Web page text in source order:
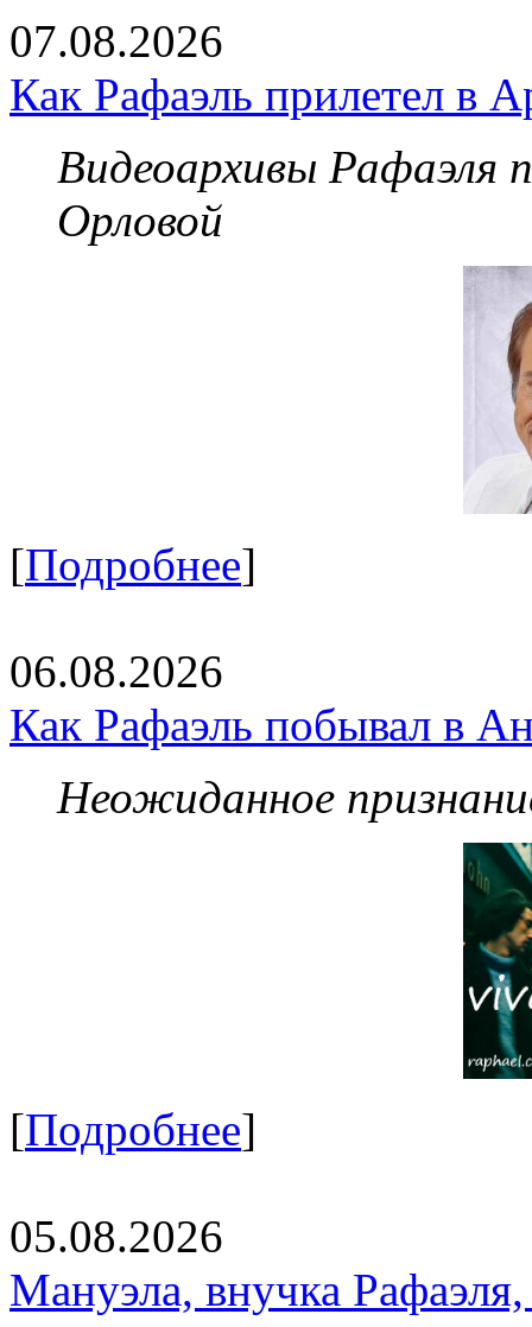
07.08.2026
Как Рафаэль прилетел в
Видеоархивы Рафаэля
Орловой
[Подробнее]
06.08.2026
Как Рафаэль побывал в
Неожиданное
[Подробнее]
05.08.2026
Мануэла, внучка